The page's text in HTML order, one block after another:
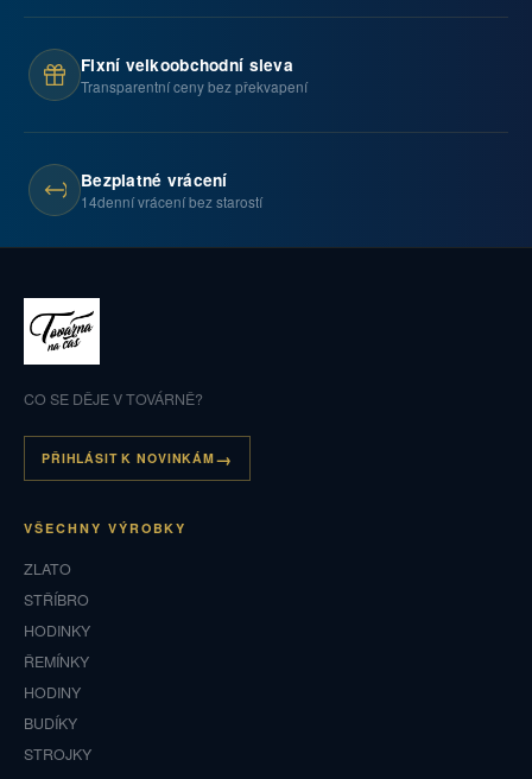
Fixní velkoobchodní sleva
Transparentní ceny bez překvapení
Bezplatné vrácení
14denní vrácení bez starostí
CO SE DĚJE V TOVÁRNĚ?
PŘIHLÁSIT K NOVINKÁM
VŠECHNY VÝROBKY
ZLATO
STŘÍBRO
HODINKY
ŘEMÍNKY
HODINY
BUDÍKY
STROJKY